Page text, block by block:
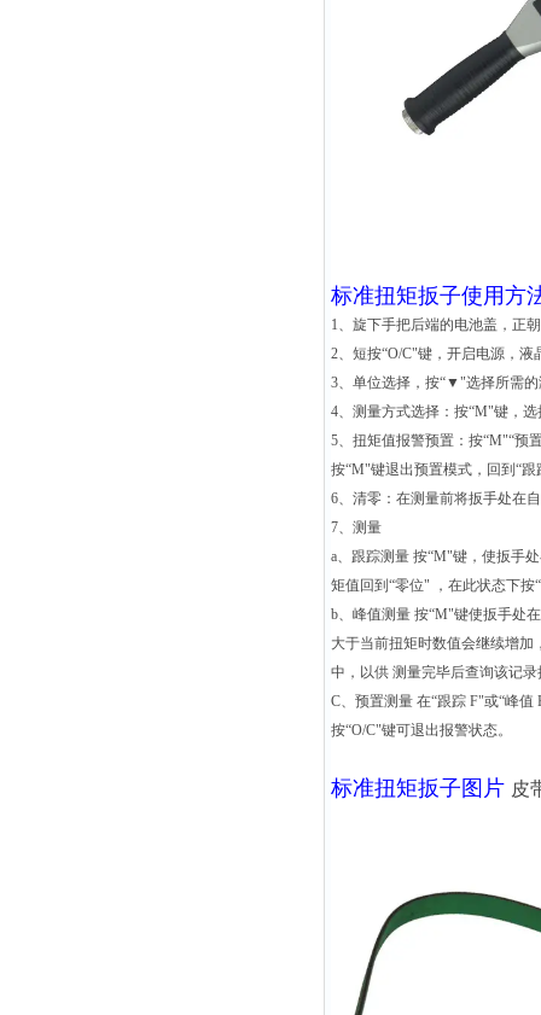
标准扭矩扳子使用方
1、旋下手把后端的电池盖，正
2、短按“O/C"键，开启电源，
3、单位选择，按“▼"选择所需
4、测量方式选择：按“M"键，
5、扭矩值报警预置：按“M"“预
按“M"键退出预置模式，回到“
6、清零：在测量前将扳手处在
7、测量
a、跟踪测量 按“M"键，使扳手
矩值回到“零位" ，在此状态下按
b、峰值测量 按“M"键使扳手处
大于当前扭矩时数值会继续增加
中，以供 测量完毕后查询该记
C、预置测量 在“跟踪 F"或“峰
按“O/C"键可退出报警状态。
标准扭矩扳子图片 皮